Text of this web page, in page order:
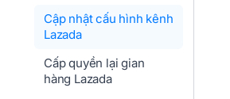
Cập nhật cấu hình kênh
Lazada
Cấp quyền lại gian
hàng Lazada